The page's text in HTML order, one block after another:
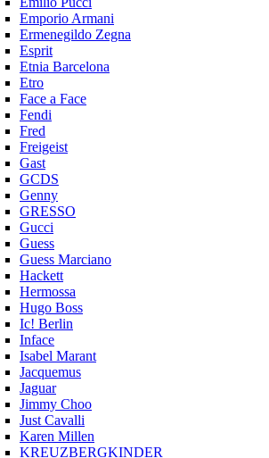
Emporio Armani
Ermenegildo Zegna
Esprit
Etnia Barcelona
Etro
Face a Face
Fendi
Fred
Freigeist
Gast
GCDS
Genny
GRESSO
Gucci
Guess
Guess Marciano
Hackett
Hermossa
Hugo Boss
Ic! Berlin
Inface
Isabel Marant
Jacquemus
Jaguar
Jimmy Choo
Just Cavalli
Karen Millen
KREUZBERGKINDER